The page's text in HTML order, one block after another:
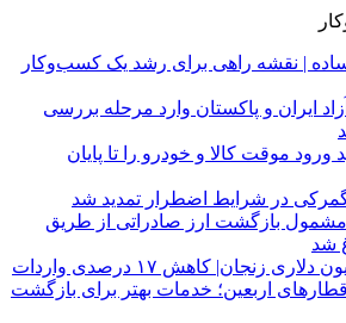
۷ اقدام ساده | نقشه راهی برای رشد یک کسب‌وکار
ایران و پاکستان وارد مرحله بررسی
ورود موقت کالا و خودرو را تا پایان
در شرایط اضطرار تمدید شد
بازگشت ارز صادراتی از طریق
شد
اربعین؛ خدمات بهتر برای بازگشت